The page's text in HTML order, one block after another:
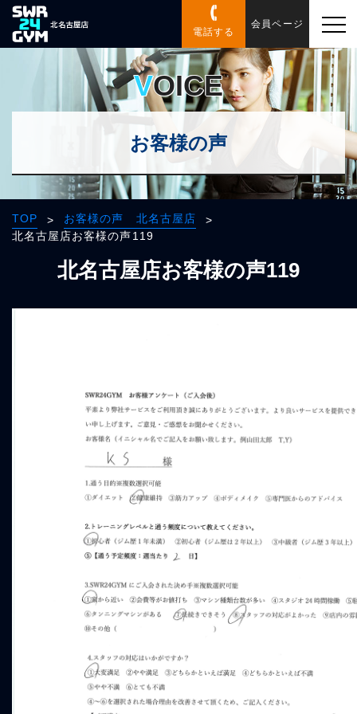
電話する
会員ページ
VOICE
お客様の声
TOP > お客様の声 北名古屋店
>
北名古屋店お客様の声119
北名古屋店お客様の声119